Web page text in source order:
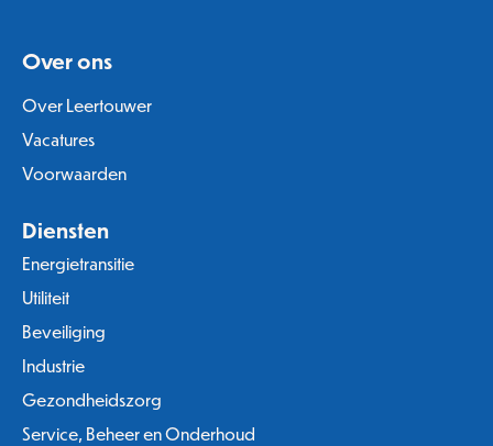
Over ons
Over Leertouwer
Vacatures
Voorwaarden
Diensten
Energietransitie
Utiliteit
Beveiliging
Industrie
Gezondheidszorg
Service, Beheer en Onderhoud